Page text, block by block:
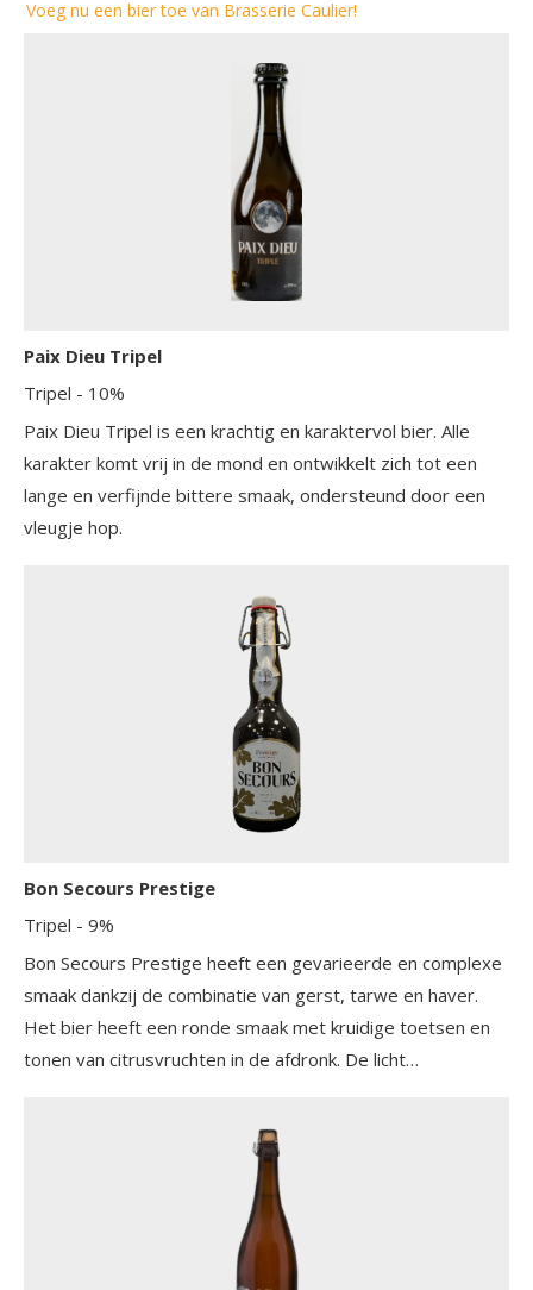
Voeg nu een bier toe van Brasserie Caulier!
Paix Dieu Tripel
Tripel - 10%
Paix Dieu Tripel is een krachtig en karaktervol bier. Alle
karakter komt vrij in de mond en ontwikkelt zich tot een
lange en verfijnde bittere smaak, ondersteund door een
vleugje hop.
Bon Secours Prestige
Tripel - 9%
Bon Secours Prestige heeft een gevarieerde en complexe
smaak dankzij de combinatie van gerst, tarwe en haver.
Het bier heeft een ronde smaak met kruidige toetsen en
tonen van citrusvruchten in de afdronk. De licht
smaak is vol en rijk, met een aangename nasmaak die lang